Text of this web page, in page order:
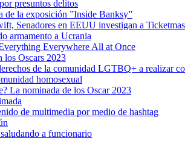
presuntos delitos
de la exposición ”Inside Banksy”
Senadores en EEUU investigan a
armamento a Ucrania
Everywhere All at Once
los Oscars 2023
de la comunidad LGTBQ+ a realizar
homosexual
La nominada de los Oscar 2023
de multimedia por medio de hashtag
a funcionario